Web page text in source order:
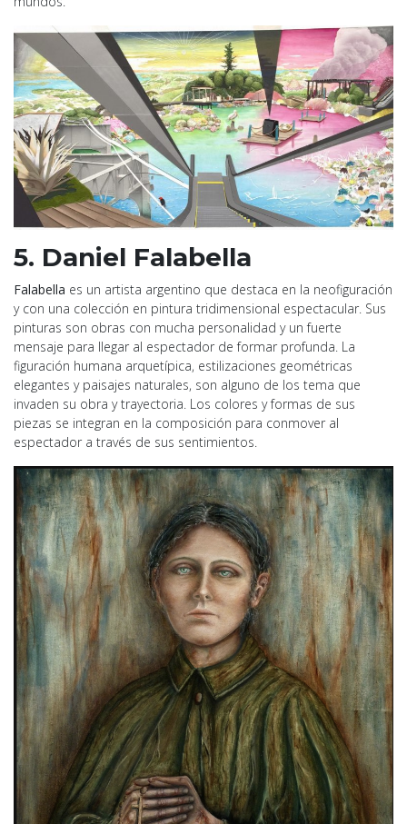
5. Daniel Falabella
Falabella es un artista argentino que destaca en la neofiguración
y con una colección en pintura tridimensional espectacular. Sus
pinturas son obras con mucha personalidad y un fuerte
mensaje para llegar al espectador de formar profunda. La
figuración humana arquetípica, estilizaciones geométricas
elegantes y paisajes naturales, son alguno de los tema que
invaden su obra y trayectoria. Los colores y formas de sus
piezas se integran en la composición para conmover al
espectador a través de sus sentimientos.